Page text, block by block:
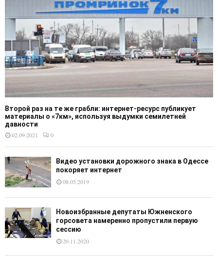
Второй раз на те же грабли: интернет-ресурс публикует
материалы о «7км», используя выдумки семилетней
давности
02.09.2021
0
Видео установки дорожного знака в Одессе
покоряет интернет
08.05.2019
Новоизбранные депутаты Южненского
горсовета намеренно пропустили первую
сессию
20.11.2020